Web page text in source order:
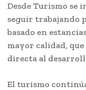
Desde Turismo se
seguir trabajando
basado en
mayor calidad,
directa al
El turismo